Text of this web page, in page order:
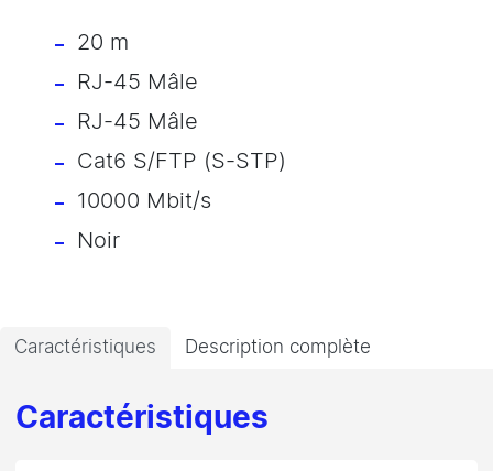
20 m
RJ-45 Mâle
RJ-45 Mâle
Cat6 S/FTP (S-STP)
10000 Mbit/s
Noir
Caractéristiques Description complète
Caractéristiques